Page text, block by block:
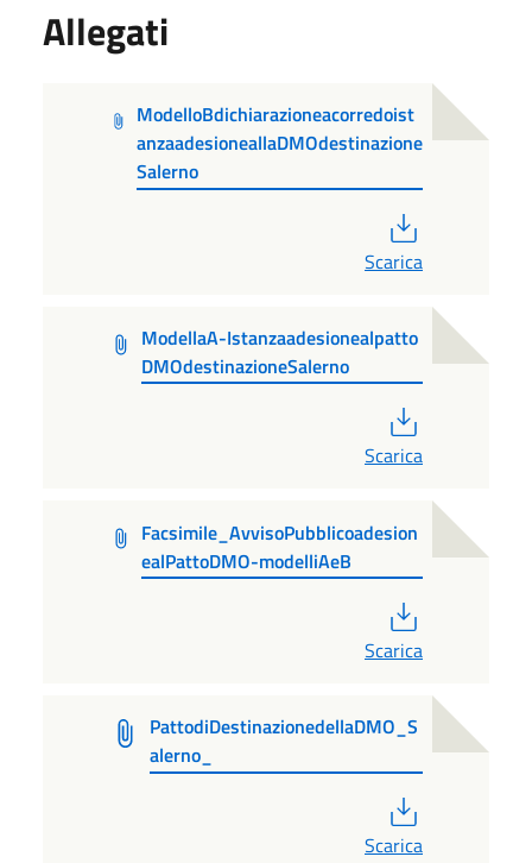
Allegati
ModelloBdichiarazioneacorredoist
anzaadesioneallaDMOdestinazione
Salerno
Scarica
ModellaA-Istanzaadesionealpatto
DMOdestinazioneSalerno
Scarica
Facsimile_AvvisoPubblicoadesion
ealPattoDMO-modelliAeB
Scarica
PattodiDestinazionedellaDMO_S
alerno_
Scarica